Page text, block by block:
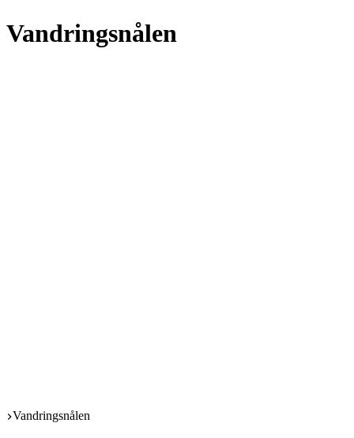
Vandringsnålen
Start
Vandringsnålen